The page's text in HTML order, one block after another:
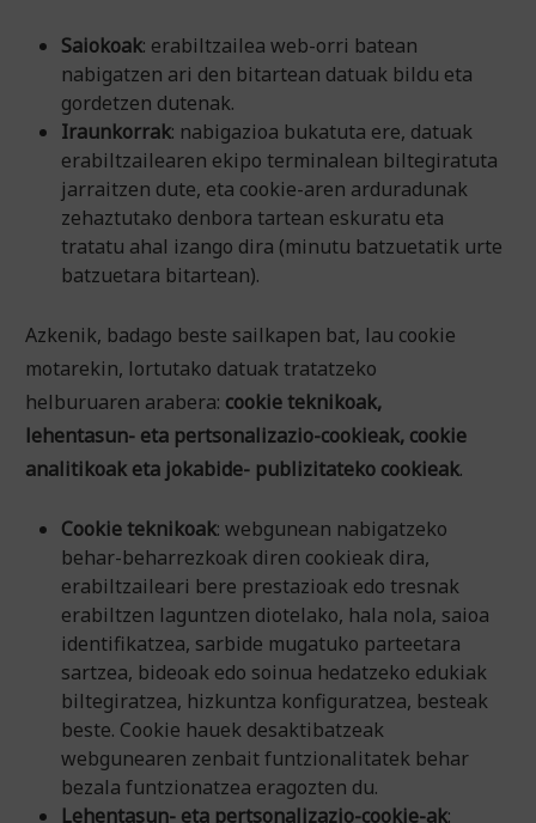
Saiokoak: erabiltzailea web-orri batean
nabigatzen ari den bitartean datuak bildu eta
gordetzen dutenak.
Iraunkorrak: nabigazioa bukatuta ere, datuak
erabiltzailearen ekipo terminalean biltegiratuta
jarraitzen dute, eta cookie-aren arduradunak
zehaztutako denbora tartean eskuratu eta
tratatu ahal izango dira (minutu batzuetatik urte
batzuetara bitartean).
Azkenik, badago beste sailkapen bat, lau cookie
motarekin, lortutako datuak tratatzeko
helburuaren arabera: cookie teknikoak,
lehentasun- eta pertsonalizazio-cookieak, cookie
analitikoak eta jokabide- publizitateko cookieak.
Cookie teknikoak: webgunean nabigatzeko
behar-beharrezkoak diren cookieak dira,
erabiltzaileari bere prestazioak edo tresnak
erabiltzen laguntzen diotelako, hala nola, saioa
identifikatzea, sarbide mugatuko parteetara
sartzea, bideoak edo soinua hedatzeko edukiak
biltegiratzea, hizkuntza konfiguratzea, besteak
beste. Cookie hauek desaktibatzeak
webgunearen zenbait funtzionalitatek behar
bezala funtzionatzea eragozten du.
Lehentasun- eta pertsonalizazio-cookie-ak: